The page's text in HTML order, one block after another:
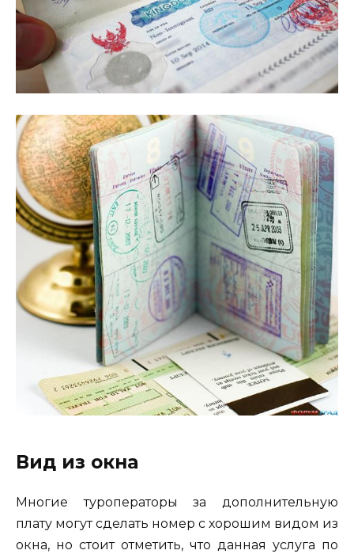
Вид из окна
Многие туроператоры за дополнительную
плату могут сделать номер с хорошим видом из
окна, но стоит отметить, что данная услуга по